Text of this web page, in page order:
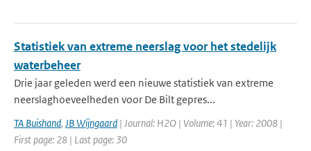
Statistiek van extreme neerslag voor het stedelijk
waterbeheer
Drie jaar geleden werd een nieuwe statistiek van extreme
neerslaghoeveelheden voor De Bilt gepres...
TA Buishand, JB Wijngaard | Journal: H2O | Volume: 41 | Year: 2008 |
First page: 28 | Last page: 30